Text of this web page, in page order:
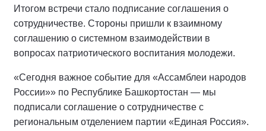
Итогом встречи стало подписание соглашения о
сотрудничестве. Стороны пришли к взаимному
соглашению о системном взаимодействии в
вопросах патриотического воспитания молодежи.
«Сегодня важное событие для «Ассамблеи народов
России»» по Республике Башкортостан — мы
подписали соглашение о сотрудничестве с
региональным отделением партии «Единая Россия».